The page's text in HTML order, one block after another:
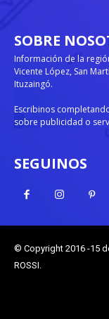
SOBRE
Información de la
Vicente López, San
Ituzaingó.
Escribinos
sobre publicidad o
SEGUINOS
© Copyright 2016 -15
ROSSI.